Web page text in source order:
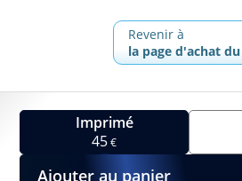
Revenir à
la page d'achat
Imprimé
45€
Ajouter au panier